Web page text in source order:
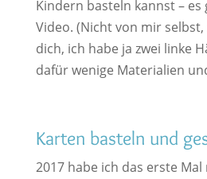
Kindern basteln kannst – es
Video. (Nicht von mir
dich, ich habe ja zwei linke
dafür wenige Materialien
Karten basteln und
2017 habe ich das erste